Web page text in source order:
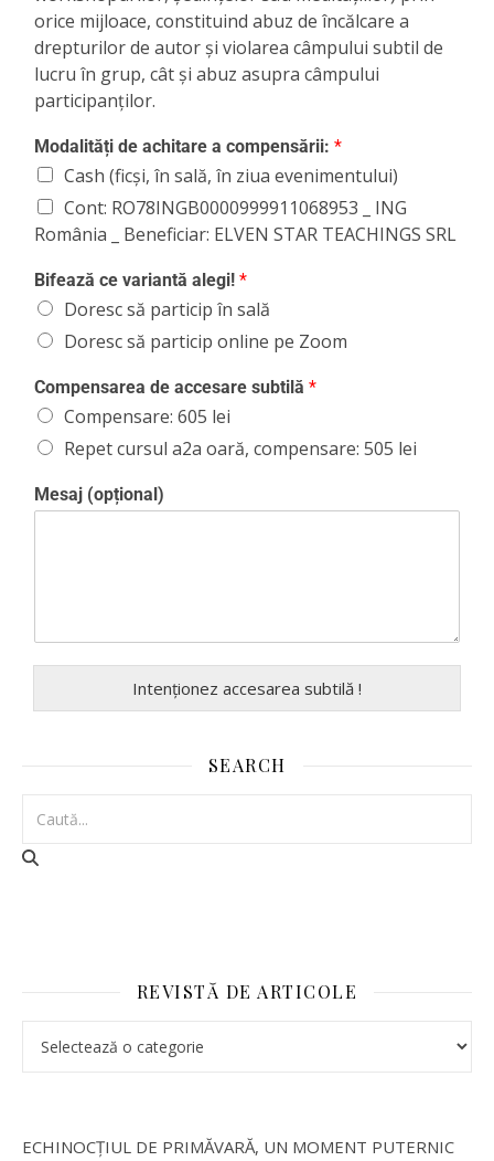
orice mijloace, constituind abuz de încălcare a
drepturilor de autor și violarea câmpului subtil de
lucru în grup, cât și abuz asupra câmpului
participanților.
Modalități de achitare a compensării: *
Cash (ficși, în sală, în ziua evenimentului)
Cont: RO78INGB0000999911068953 _ ING
România _ Beneficiar: ELVEN STAR TEACHINGS SRL
Bifează ce variantă alegi! *
Doresc să particip în sală
Doresc să particip online pe Zoom
Compensarea de accesare subtilă *
Compensare: 605 lei
Repet cursul a2a oară, compensare: 505 lei
Mesaj (opțional)
Intenționez accesarea subtilă !
SEARCH
REVISTĂ DE ARTICOLE
ECHINOCȚIUL DE PRIMĂVARĂ, UN MOMENT PUTERNIC